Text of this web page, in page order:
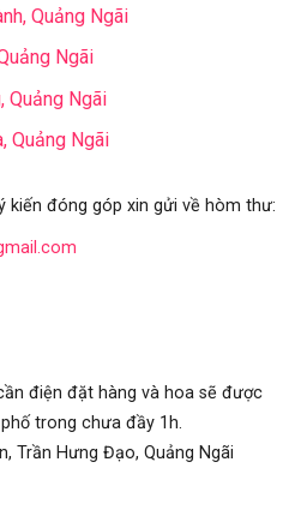
Quảng Ngãi
Ngãi
Quảng Ngãi
Quảng Ngãi
kiến đóng góp xin gửi về hòm thư:
điện đặt hàng và hoa sẽ được
trong chưa đầy 1h.
Trần Hưng Đạo, Quảng Ngãi